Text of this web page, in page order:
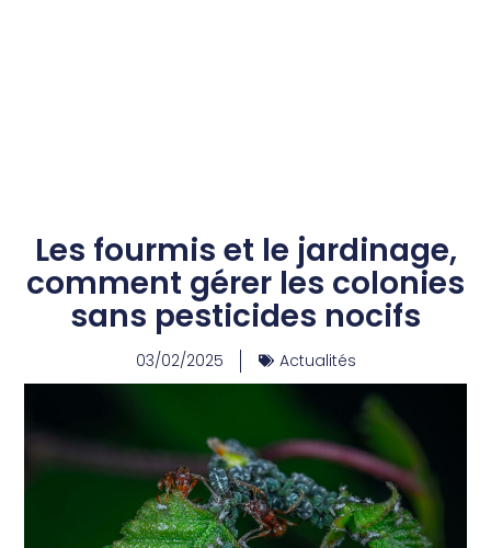
Les fourmis et le jardinage,
comment gérer les colonies
sans pesticides nocifs
03/02/2025 Actualités